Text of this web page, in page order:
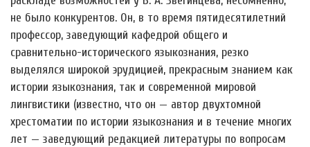
не было конкурентов. Он, в то время пятидесятилетний
профессор, заведующий кафедрой общего и
сравнительно-исторического языкознания, резко
выделялся широкой эрудицией, прекрасным знанием как
истории языкознания, так и современной мировой
лингвистики (известно, что он — автор двухтомной
хрестоматии по истории языкознания и в течение многих
лет — заведующий редакцией литературы по вопросам